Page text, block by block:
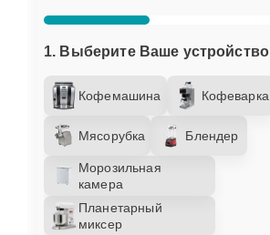
1. Выберите Ваше устройство
Кофемашина Кофеварка
Мясорубка Блендер
Морозильная
камера
Планетарный
миксер